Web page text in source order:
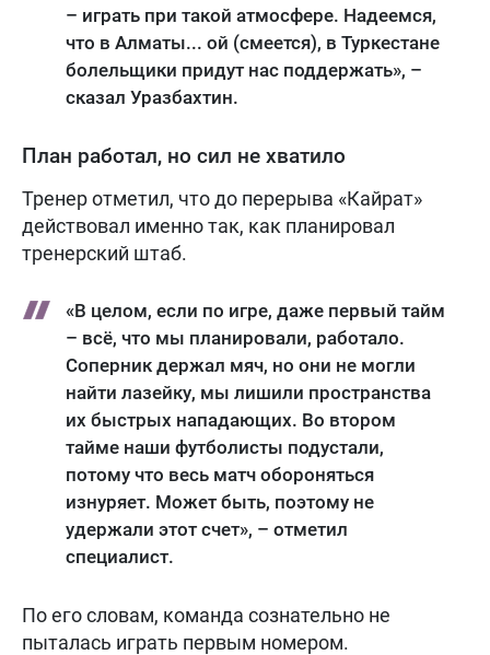
– играть при такой атмосфере. Надеемся,
что в Алматы... ой (смеется), в Туркестане
болельщики придут нас поддержать», –
сказал Уразбахтин.
План работал, но сил не хватило
Тренер отметил, что до перерыва «Кайрат»
действовал именно так, как планировал
тренерский штаб.
«В целом, если по игре, даже первый тайм
– всё, что мы планировали, работало.
Соперник держал мяч, но они не могли
найти лазейку, мы лишили пространства
их быстрых нападающих. Во втором
тайме наши футболисты подустали,
потому что весь матч обороняться
изнуряет. Может быть, поэтому не
удержали этот счет», – отметил
специалист.
По его словам, команда сознательно не
пыталась играть первым номером.